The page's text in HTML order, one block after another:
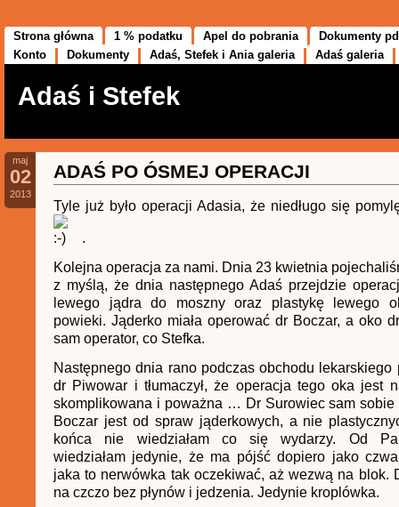
Strona główna 1 % podatku Apel do pobrania
Dokumenty
Konto
Dokumenty Adaś, Stefek i Ania galeria Adaś galeria
Adaś i Stefek
maj
02
2013
ADAŚ PO ÓSMEJ OPERACJI
Tyle już było operacji Adasia, że niedługo się
.
Kolejna operacja za nami. Dnia 23 kwietnia
z myślą, że dnia następnego Adaś przejdzie
lewego jądra do moszny oraz plastykę lewego
powieki. Jąderko miała operować dr Boczar, a oko
sam operator, co Stefka.
Następnego dnia rano podczas obchodu lekarskiego
dr Piwowar i tłumaczył, że operacja tego oka jest
skomplikowana i poważna … Dr Surowiec sam sobie
Boczar jest od spraw jąderkowych, a nie
końca nie wiedziałam co się wydarzy. Od
wiedziałam jedynie, że ma pójść dopiero jako
jaka to nerwówka tak oczekiwać, aż wezwą na blok.
na czczo bez płynów i jedzenia. Jedynie kroplówka.